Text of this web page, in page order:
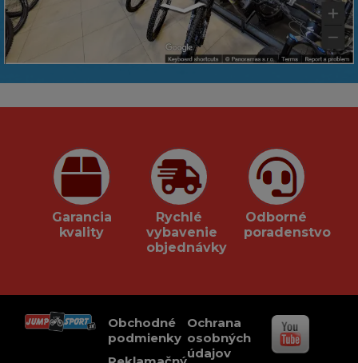
Garancia
kvality
Rychlé
vybavenie
objednávky
Odborné
poradenstvo
Obchodné
podmienky
Ochrana
osobných
údajov